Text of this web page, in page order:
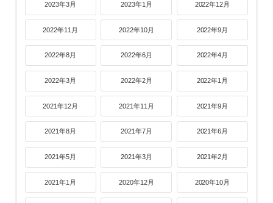
2023年3月 2023年1月 2022年12月
2022年11月 2022年10月 2022年9月
2022年8月 2022年6月 2022年4月
2022年3月 2022年2月 2022年1月
2021年12月 2021年11月 2021年9月
2021年8月 2021年7月 2021年6月
2021年5月 2021年3月 2021年2月
2021年1月 2020年12月 2020年10月